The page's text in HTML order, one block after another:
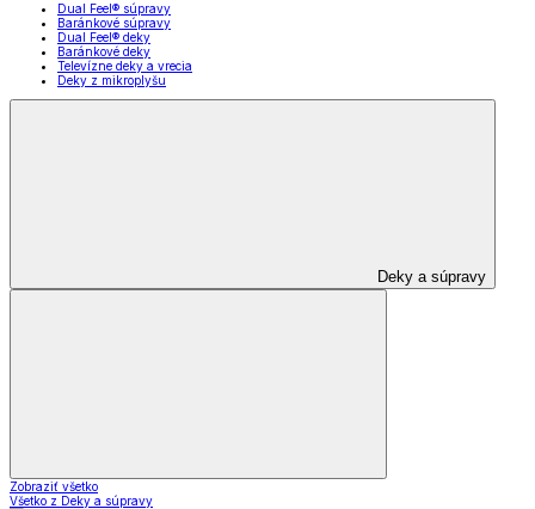
Dual Feel® súpravy
Baránkové súpravy
Dual Feel® deky
Baránkové deky
Televízne deky a vrecia
Deky z mikroplyšu
Deky a súpravy
Zobraziť všetko
Všetko z Deky a súpravy